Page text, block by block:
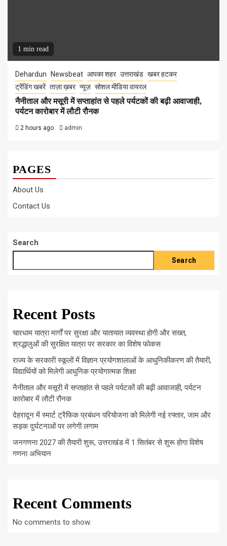
1 min read
Dehardun Newsbeat आपका शहर उत्तराखंड खबर हटकर
ट्रेंडिंग खबरें ताज़ा ख़बर न्यूज़ सोशल मीडिया वायरल
नैनीताल और मसूरी में सप्ताहांत से पहले पर्यटकों की बढ़ी आवाजाही,
पर्यटन कारोबार में लौटी रौनक
2 hours ago admin
PAGES
About Us
Contact Us
Search
Search
Recent Posts
चारधाम यात्रा मार्गों पर सुरक्षा और यातायात व्यवस्था होगी और सख्त,
श्रद्धालुओं की सुरक्षित यात्रा पर सरकार का विशेष फोकस
राज्य के सरकारी स्कूलों में विज्ञान प्रयोगशालाओं के आधुनिकीकरण की तैयारी,
विद्यार्थियों को मिलेगी आधुनिक प्रयोगात्मक शिक्षा
नैनीताल और मसूरी में सप्ताहांत से पहले पर्यटकों की बढ़ी आवाजाही, पर्यटन
कारोबार में लौटी रौनक
देहरादून में स्मार्ट ट्रैफिक प्रबंधन परियोजना को मिलेगी नई रफ्तार, जाम और
सड़क दुर्घटनाओं पर लगेगी लगाम
जनगणना 2027 की तैयारी शुरू, उत्तराखंड में 1 सितंबर से शुरू होगा विशेष
गणना अभियान
Recent Comments
No comments to show.